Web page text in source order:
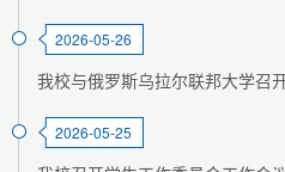
2026-05-26
我校与俄罗斯乌拉尔联邦大学召
2026-05-25